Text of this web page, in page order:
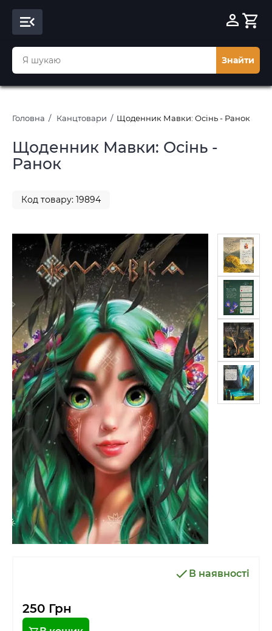
Знайти
Головна Канцтовари Щоденник Мавки: Осінь - Ранок
Щоденник Мавки: Осінь -
Ранок
Код товару: 19894
В наявності
250 Грн